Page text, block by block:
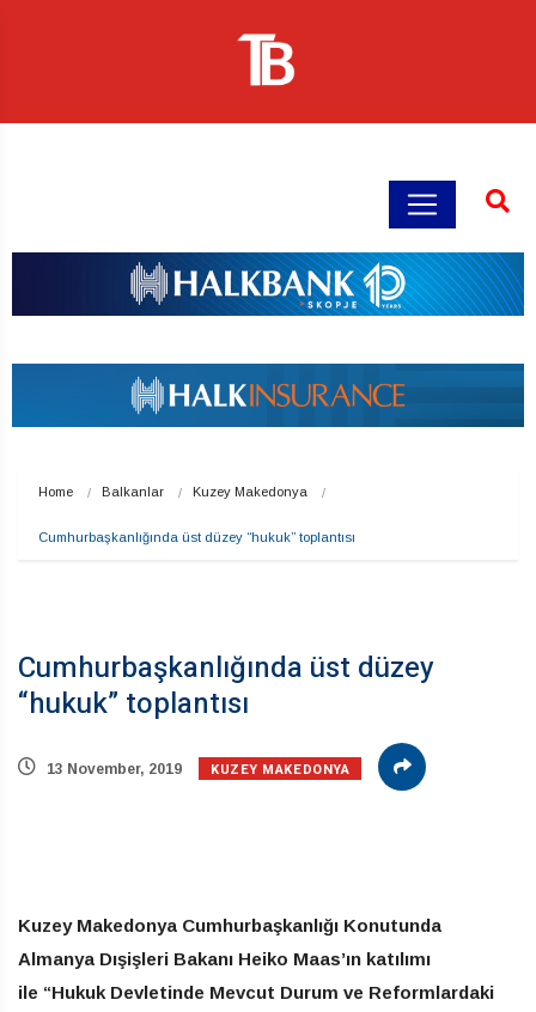
Home Balkanlar Kuzey Makedonya
Cumhurbaşkanlığında üst düzey “hukuk” toplantısı
Cumhurbaşkanlığında üst düzey
“hukuk” toplantısı
13 November, 2019 KUZEY MAKEDONYA
Kuzey Makedonya Cumhurbaşkanlığı Konutunda
Almanya Dışişleri Bakanı Heiko Maas’ın katılımı
ile “Hukuk Devletinde Mevcut Durum ve Reformlardaki